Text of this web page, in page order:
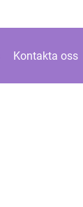
Kontakta oss